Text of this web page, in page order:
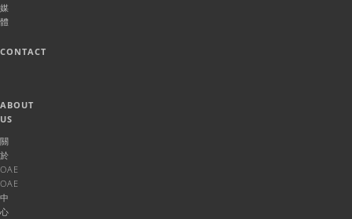
媒
體
CONTACT
ABOUT
US
關
於
OAE
OAE
中
心